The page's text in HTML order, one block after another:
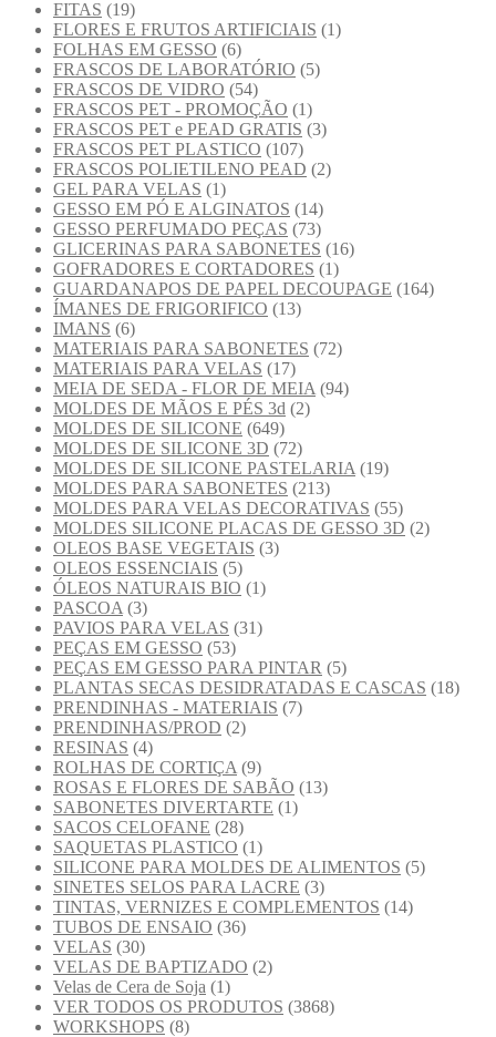
FITAS (19)
FLORES E FRUTOS ARTIFICIAIS (1)
FOLHAS EM GESSO (6)
FRASCOS DE LABORATÓRIO (5)
FRASCOS DE VIDRO (54)
FRASCOS PET - PROMOÇÃO (1)
FRASCOS PET e PEAD GRATIS (3)
FRASCOS PET PLASTICO (107)
FRASCOS POLIETILENO PEAD (2)
GEL PARA VELAS (1)
GESSO EM PÓ E ALGINATOS (14)
GESSO PERFUMADO PEÇAS (73)
GLICERINAS PARA SABONETES (16)
GOFRADORES E CORTADORES (1)
GUARDANAPOS DE PAPEL DECOUPAGE (164)
ÍMANES DE FRIGORIFICO (13)
IMANS (6)
MATERIAIS PARA SABONETES (72)
MATERIAIS PARA VELAS (17)
MEIA DE SEDA - FLOR DE MEIA (94)
MOLDES DE MÃOS E PÉS 3d (2)
MOLDES DE SILICONE (649)
MOLDES DE SILICONE 3D (72)
MOLDES DE SILICONE PASTELARIA (19)
MOLDES PARA SABONETES (213)
MOLDES PARA VELAS DECORATIVAS (55)
MOLDES SILICONE PLACAS DE GESSO 3D (2)
OLEOS BASE VEGETAIS (3)
OLEOS ESSENCIAIS (5)
ÓLEOS NATURAIS BIO (1)
PASCOA (3)
PAVIOS PARA VELAS (31)
PEÇAS EM GESSO (53)
PEÇAS EM GESSO PARA PINTAR (5)
PLANTAS SECAS DESIDRATADAS E CASCAS (18)
PRENDINHAS - MATERIAIS (7)
PRENDINHAS/PROD (2)
RESINAS (4)
ROLHAS DE CORTIÇA (9)
ROSAS E FLORES DE SABÃO (13)
SABONETES DIVERTARTE (1)
SACOS CELOFANE (28)
SAQUETAS PLASTICO (1)
SILICONE PARA MOLDES DE ALIMENTOS (5)
SINETES SELOS PARA LACRE (3)
TINTAS, VERNIZES E COMPLEMENTOS (14)
TUBOS DE ENSAIO (36)
VELAS (30)
VELAS DE BAPTIZADO (2)
Velas de Cera de Soja (1)
VER TODOS OS PRODUTOS (3868)
WORKSHOPS (8)